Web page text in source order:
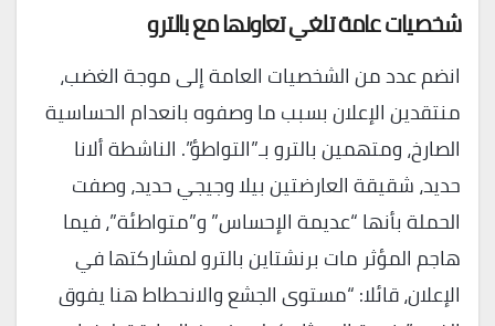
شخصيات عامة تلغي تعاونها مع بالترو
انضم عدد من الشخصيات العامة إلى موجة الغضب،
منتقدين الإعلان بسبب ما وصفوه بانعدام الحساسية
الصارخ، ومتهمين بالترو بـ”التواطؤ”. الناشطة ألانا
حديد، شقيقة العارضتين بيلا وجيجي حديد، وصفت
الحملة بأنها “عديمة الإحساس” و”متواطئة”، فيما
هاجم المؤثر مات برنشتاين بالترو لمشاركتها في
الإعلان، قائلا: “مستوى الجشع والانحطاط هنا يفوق